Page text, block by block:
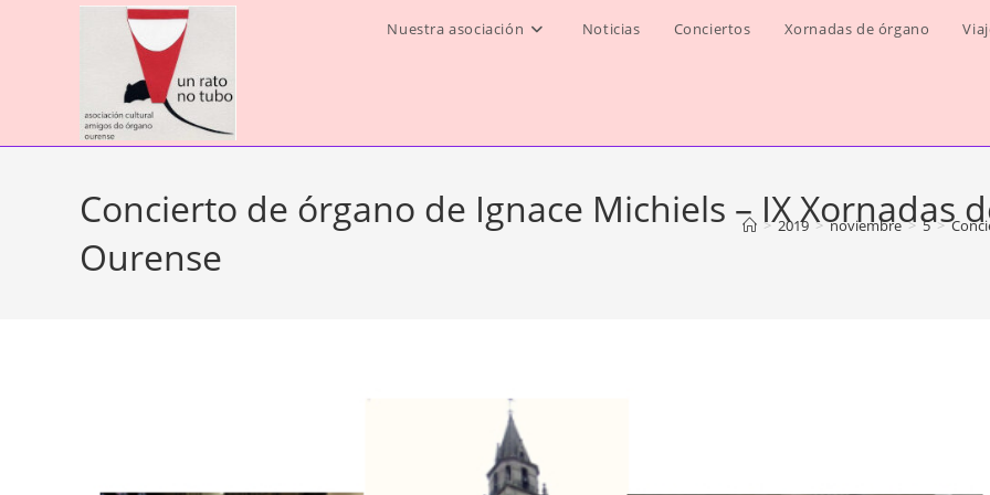
Nuestra asociación Noticias Conciertos Xornadas de órgano
Concierto de órgano de Ignace Michiels – IX Xornadas
Ourense
> 2019 > noviembre > 5 >